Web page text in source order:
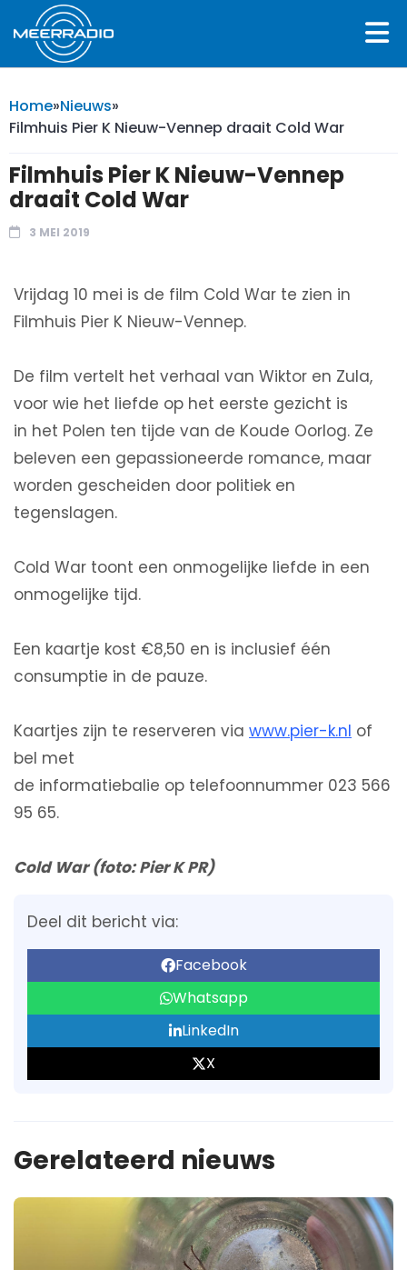
Home»Nieuws»
Filmhuis Pier K Nieuw-Vennep draait Cold War
Filmhuis Pier K Nieuw-Vennep
draait Cold War
3 MEI 2019
Vrijdag 10 mei is de film Cold War te zien in
Filmhuis Pier K Nieuw-Vennep.
De film vertelt het verhaal van Wiktor en Zula,
voor wie het liefde op het eerste gezicht is
in het Polen ten tijde van de Koude Oorlog. Ze
beleven een gepassioneerde romance, maar
worden gescheiden door politiek en
tegenslagen.
Cold War toont een onmogelijke liefde in een
onmogelijke tijd.
Een kaartje kost €8,50 en is inclusief één
consumptie in de pauze.
Kaartjes zijn te reserveren via www.pier-k.nl of
bel met
de informatiebalie op telefoonnummer 023 566
95 65.
Cold War (foto: Pier K PR)
Deel dit bericht via:
Facebook
Whatsapp
LinkedIn
X
Gerelateerd nieuws